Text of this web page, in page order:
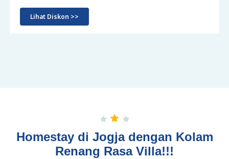
Lihat Diskon >>
Homestay di Jogja dengan Kolam
Renang Rasa Villa!!!